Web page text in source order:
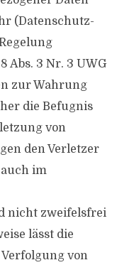
(Datenschutz-
Abs. 3 Nr. 3 UWG
zur Wahrung
die Befugnis
von
den Verletzer
im
nicht zweifelsfrei
lässt die
von